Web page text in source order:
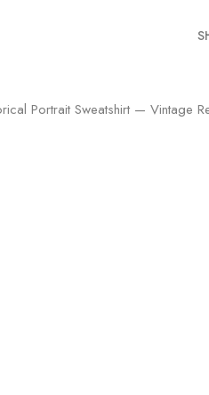
Portrait Sweatshirt — Vintage